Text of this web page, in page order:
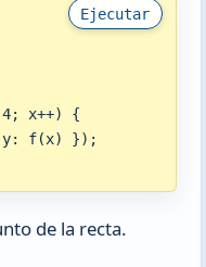
Ejecutar
x++) {
f(x) });
de la recta.